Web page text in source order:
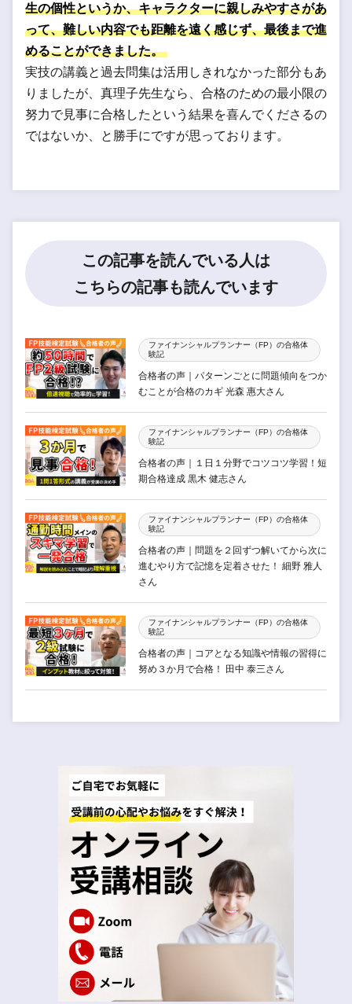
生の個性というか、キャラクターに親しみやすさがあ
って、難しい内容でも距離を遠く感じず、最後まで進
めることができました。
実技の講義と過去問集は活用しきれなかった部分もあ
りましたが、真理子先生なら、合格のための最小限の
努力で見事に合格したという結果を喜んでくださるの
ではないか、と勝手にですが思っております。
この記事を読んでいる人は
こちらの記事も読んでいます
ファイナンシャルプランナー（FP）の合格体
験記
合格者の声｜パターンごとに問題傾向をつか
むことが合格のカギ 光森 惠大さん
ファイナンシャルプランナー（FP）の合格体
験記
合格者の声｜１日１分野でコツコツ学習！短
期合格達成 黒木 健志さん
ファイナンシャルプランナー（FP）の合格体
験記
合格者の声｜問題を２回ずつ解いてから次に
進むやり方で記憶を定着させた！ 細野 雅人
さん
ファイナンシャルプランナー（FP）の合格体
験記
合格者の声｜コアとなる知識や情報の習得に
努め３か月で合格！ 田中 泰三さん